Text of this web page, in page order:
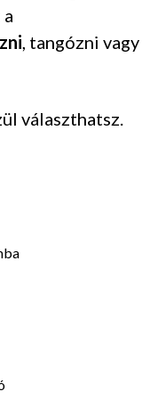
a
, tangózni vagy
választhatsz.